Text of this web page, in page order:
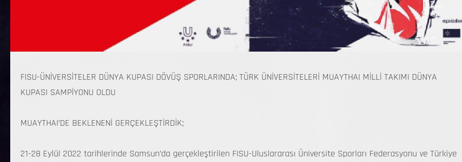
FISU-ÜNİVERSİTELER DÜNYA KUPASI DÖVÜŞ SPORLARINDA; TÜRK ÜNİVERSİTELERİ MUAYTHAI MİLLİ TAKIMI DÜNYA
KUPASI SAMPİYONU OLDU
MUAYTHAI’DE BEKLENENİ GERÇEKLEŞTİRDİK;
21-28 Eylül 2022 tarihlerinde Samsun’da gerçekleştirilen FISU-Uluslararası Üniversite Sporları Federasyonu ve Türkiye